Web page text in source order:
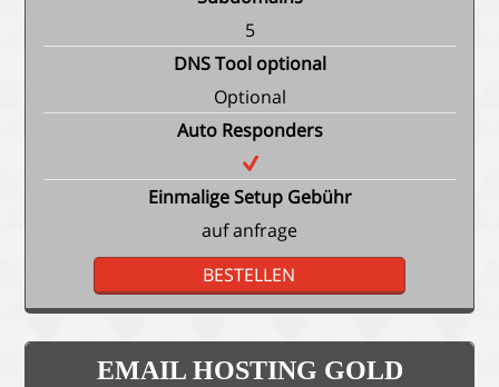
5
DNS Tool optional
Optional
Auto Responders
Einmalige Setup Gebühr
auf anfrage
BESTELLEN
EMAIL HOSTING GOLD